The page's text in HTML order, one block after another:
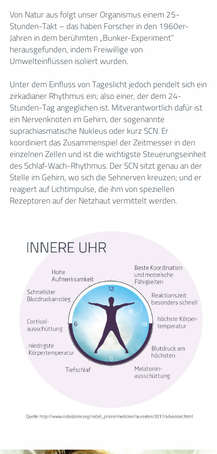
Von Natur aus folgt unser Organismus einem 25-
Stunden-Takt – das haben Forscher in den 1960er-
Jahren in dem berühmten „Bunker-Experiment“
herausgefunden, indem Freiwillige von
Umwelteinflüssen isoliert wurden.
Unter dem Einfluss von Tageslicht jedoch pendelt sich ein
zirkadianer Rhythmus ein; also einer, der dem 24-
Stunden-Tag angeglichen ist. Mitverantwortlich dafür ist
ein Nervenknoten im Gehirn, der sogenannte
suprachiasmatische Nukleus oder kurz SCN. Er
koordiniert das Zusammenspiel der Zeitmesser in den
einzelnen Zellen und ist die wichtigste Steuerungseinheit
des Schlaf-Wach-Rhythmus. Der SCN sitzt genau an der
Stelle im Gehirn, wo sich die Sehnerven kreuzen; und er
reagiert auf Lichtimpulse, die ihm von speziellen
Rezeptoren auf der Netzhaut vermittelt werden.